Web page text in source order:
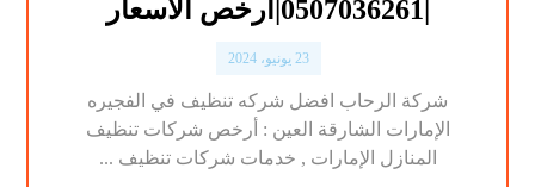
23 يونيو، 2024
شركة الرحاب افضل شركه تنظيف في الفجيره
الإمارات الشارقة العين : أرخص شركات تنظيف
المنازل الإمارات , خدمات شركات تنظيف ...